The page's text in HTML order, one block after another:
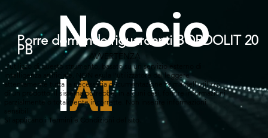
Noccio
lAI
Porre domande riguardanti BORDOLIT 20
PB AVVERTENZA
L'utilizzo di questo strumento, basato su un servizio esterno di
intelligenza artificiale, NON esula l'utilizzatore dal leggere
attentamente tutta la necessaria documentazione prima dell'utilizzo
di un prodotto. Il sistema potrebbe, in alcuni casi, fornire informazioni
parzialmente o totalmente incorrette. Non inserire informazioni
sensibili.
Si applicano i Termini e Condizioni del sito.